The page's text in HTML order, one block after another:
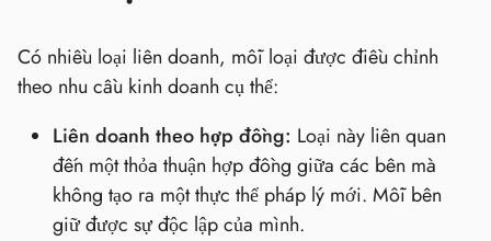
Có nhiều loại liên doanh, mỗi loại được điều chỉnh
theo nhu cầu kinh doanh cụ thể:
Liên doanh theo hợp đồng: Loại này liên quan
đến một thỏa thuận hợp đồng giữa các bên mà
không tạo ra một thực thể pháp lý mới. Mỗi bên
giữ được sự độc lập của mình.